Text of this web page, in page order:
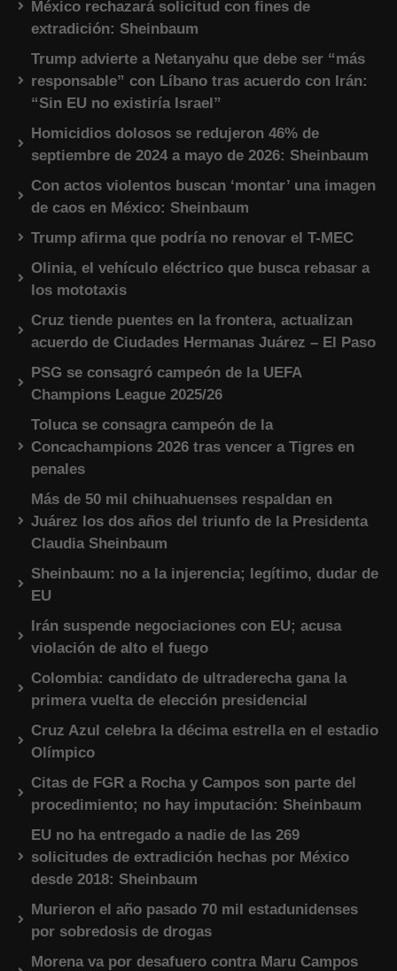
México rechazará solicitud con fines de
extradición: Sheinbaum
Trump advierte a Netanyahu que debe ser “más
responsable” con Líbano tras acuerdo con Irán:
“Sin EU no existiría Israel”
Homicidios dolosos se redujeron 46% de
septiembre de 2024 a mayo de 2026: Sheinbaum
Con actos violentos buscan ‘montar’ una imagen
de caos en México: Sheinbaum
Trump afirma que podría no renovar el T-MEC
Olinia, el vehículo eléctrico que busca rebasar a
los mototaxis
Cruz tiende puentes en la frontera, actualizan
acuerdo de Ciudades Hermanas Juárez – El Paso
PSG se consagró campeón de la UEFA
Champions League 2025/26
Toluca se consagra campeón de la
Concachampions 2026 tras vencer a Tigres en
penales
Más de 50 mil chihuahuenses respaldan en
Juárez los dos años del triunfo de la Presidenta
Claudia Sheinbaum
Sheinbaum: no a la injerencia; legítimo, dudar de
EU
Irán suspende negociaciones con EU; acusa
violación de alto el fuego
Colombia: candidato de ultraderecha gana la
primera vuelta de elección presidencial
Cruz Azul celebra la décima estrella en el estadio
Olímpico
Citas de FGR a Rocha y Campos son parte del
procedimiento; no hay imputación: Sheinbaum
EU no ha entregado a nadie de las 269
solicitudes de extradición hechas por México
desde 2018: Sheinbaum
Murieron el año pasado 70 mil estadunidenses
por sobredosis de drogas
Morena va por desafuero contra Maru Campos